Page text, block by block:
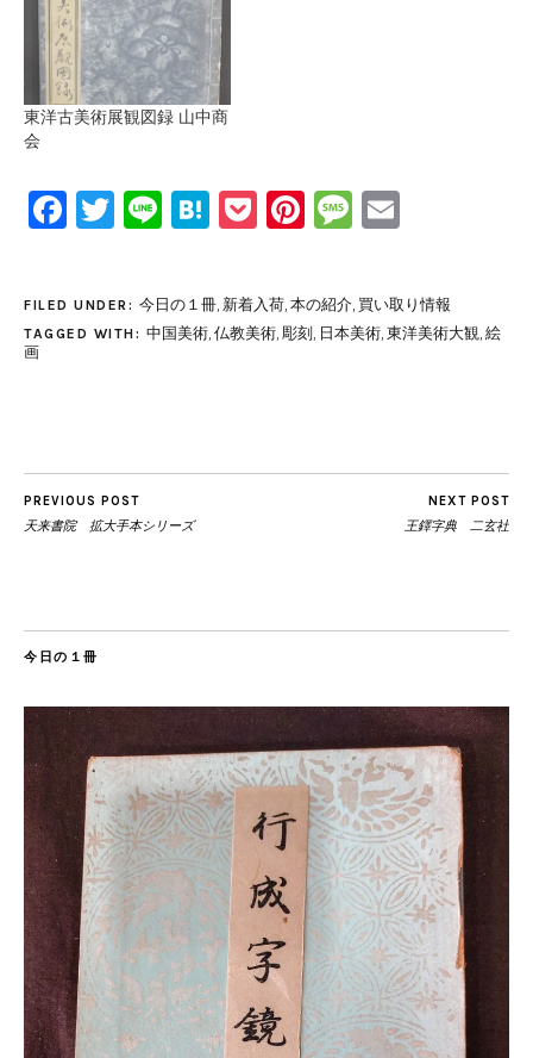
東洋古美術展観図録 山中商
会
Facebook
Twitter
LineHatena
Pocket
Pinterest
Message
FILED UNDER: 今日の１冊, 新着入荷, 本の紹介, 買い取り情報
TAGGED WITH: 中国美術, 仏教美術, 彫刻 , 日本美術, 東洋美術大観, 絵
画
PREVIOUS POST
天来書院 拡大手本シリーズ
NEXT POST
王鐸字典 二玄社
今日の１冊